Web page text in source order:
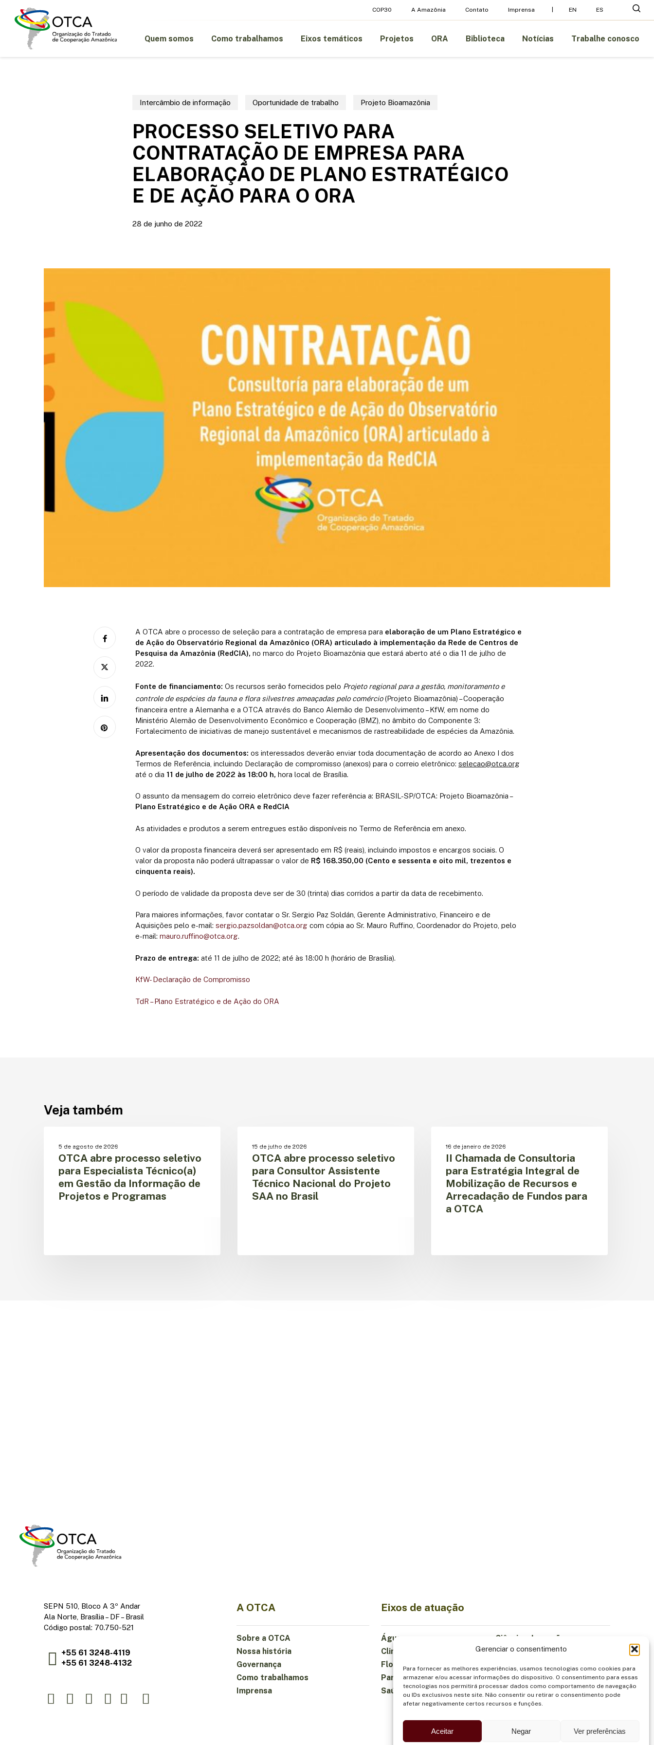
Gerenciar o consentimento
Para fornecer as melhores experiências, usamos tecnologias como cookies para
armazenar e/ou acessar informações do dispositivo. O consentimento para essas
tecnologias nos permitirá processar dados como comportamento de navegação
ou IDs exclusivos neste site. Não consentir ou retirar o consentimento pode
afetar negativamente certos recursos e funções.
Aceitar Negar Ver preferências
COP30 A Amazônia Contato Imprensa EN ES
Pressione Enter para pesquisar ou ESC para fechar
Quem somos Como trabalhamos Eixos temáticos Projetos ORA Biblioteca Notícias Trabalhe conosco
Intercâmbio de informação Oportunidade de trabalho Projeto Bioamazônia
PROCESSO SELETIVO PARA
CONTRATAÇÃO DE EMPRESA PARA
ELABORAÇÃO DE PLANO ESTRATÉGICO
E DE AÇÃO PARA O ORA
28 de junho de 2022
A OTCA abre o processo de seleção para a contratação de empresa para elaboração de um Plano Estratégico e
de Ação do Observatório Regional da Amazônico (ORA) articulado à implementação da Rede de Centros de
Pesquisa da Amazônia (RedCIA), no marco do Projeto Bioamazônia que estará aberto até o dia 11 de julho de
2022.
Fonte de financiamento: Os recursos serão fornecidos pelo Projeto regional para a gestão, monitoramento e
controle de espécies da fauna e flora silvestres ameaçadas pelo comércio(Projeto Bioamazônia) – Cooperação
financeira entre a Alemanha e a OTCA através do Banco Alemão de Desenvolvimento – KfW, em nome do
Ministério Alemão de Desenvolvimento Econômico e Cooperação (BMZ), no âmbito do Componente 3:
Fortalecimento de iniciativas de manejo sustentável e mecanismos de rastreabilidade de espécies da Amazônia.
Apresentação dos documentos: os interessados deverão enviar toda documentação de acordo ao Anexo I dos
Termos de Referência, incluindo Declaração de compromisso (anexos) para o correio eletrônico: selecao@otca.org
até o dia 11 de julho de 2022 às 18:00 h, hora local de Brasília.
O assunto da mensagem do correio eletrônico deve fazer referência a: BRASIL-SP/OTCA: Projeto Bioamazônia –
Plano Estratégico e de Ação ORA e RedCIA
As atividades e produtos a serem entregues estão disponíveis no Termo de Referência em anexo.
O valor da proposta financeira deverá ser apresentado em R$ (reais), incluindo impostos e encargos sociais. O
valor da proposta não poderá ultrapassar o valor de R$ 168.350,00 (Cento e sessenta e oito mil, trezentos e
cinquenta reais).
O período de validade da proposta deve ser de 30 (trinta) dias corridos a partir da data de recebimento.
Para maiores informações, favor contatar o Sr. Sergio Paz Soldán, Gerente Administrativo, Financeiro e de
Aquisições pelo e-mail: sergio.pazsoldan@otca.org com cópia ao Sr. Mauro Ruffino, Coordenador do Projeto, pelo
e-mail: mauro.ruffino@otca.org.
Prazo de entrega: até 11 de julho de 2022; até às 18:00 h (horário de Brasília).
KfW- Declaração de Compromisso
TdR – Plano Estratégico e de Ação do ORA
Veja também
processo
seletivo
Especialista
Técnico(a)
5 de agosto de 2026
OTCA abre processo seletivo
para Especialista Técnico(a)
em Gestão da Informação de
Projetos e Programas
processo
seletivo
Consultor
Assistente
15 de julho de 2026
OTCA abre processo seletivo
para Consultor Assistente
Técnico Nacional do Projeto
SAA no Brasil
Consultoria
Estratégia
Integral
16 de janeiro de 2026
II Chamada de Consultoria
para Estratégia Integral de
Mobilização de Recursos e
Arrecadação de Fundos para
a OTCA
SEPN 510, Bloco A 3º Andar
Ala Norte, Brasília – DF – Brasil
Código postal: 70.750-521
+55 61 3248-4119
+55 61 3248-4132
A OTCA
Sobre a OTCA
Nossa história
Governança
Como trabalhamos
Imprensa
Eixos de atuação
Água
Ciência e Inovação
Clima
Economia Sustentável
Florestas e Biodiversidade
Institucionalidade
Participação
Povos Indígenas
Saúde e Alimentação
Segurança
Menu